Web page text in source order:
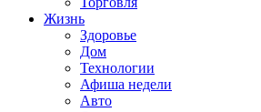
Жизнь
Здоровье
Дом
Технологии
Афиша недели
Авто